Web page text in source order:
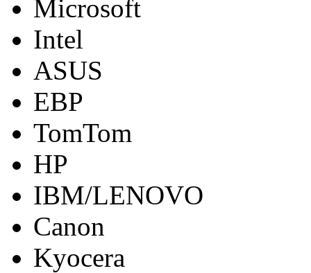
Microsoft
Intel
ASUS
EBP
TomTom
HP
IBM/LENOVO
Canon
Kyocera